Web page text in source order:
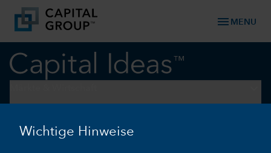
Wichtige Hinweise
menu MENU
WAHLEN
Webinar: Die Weltpolitik und